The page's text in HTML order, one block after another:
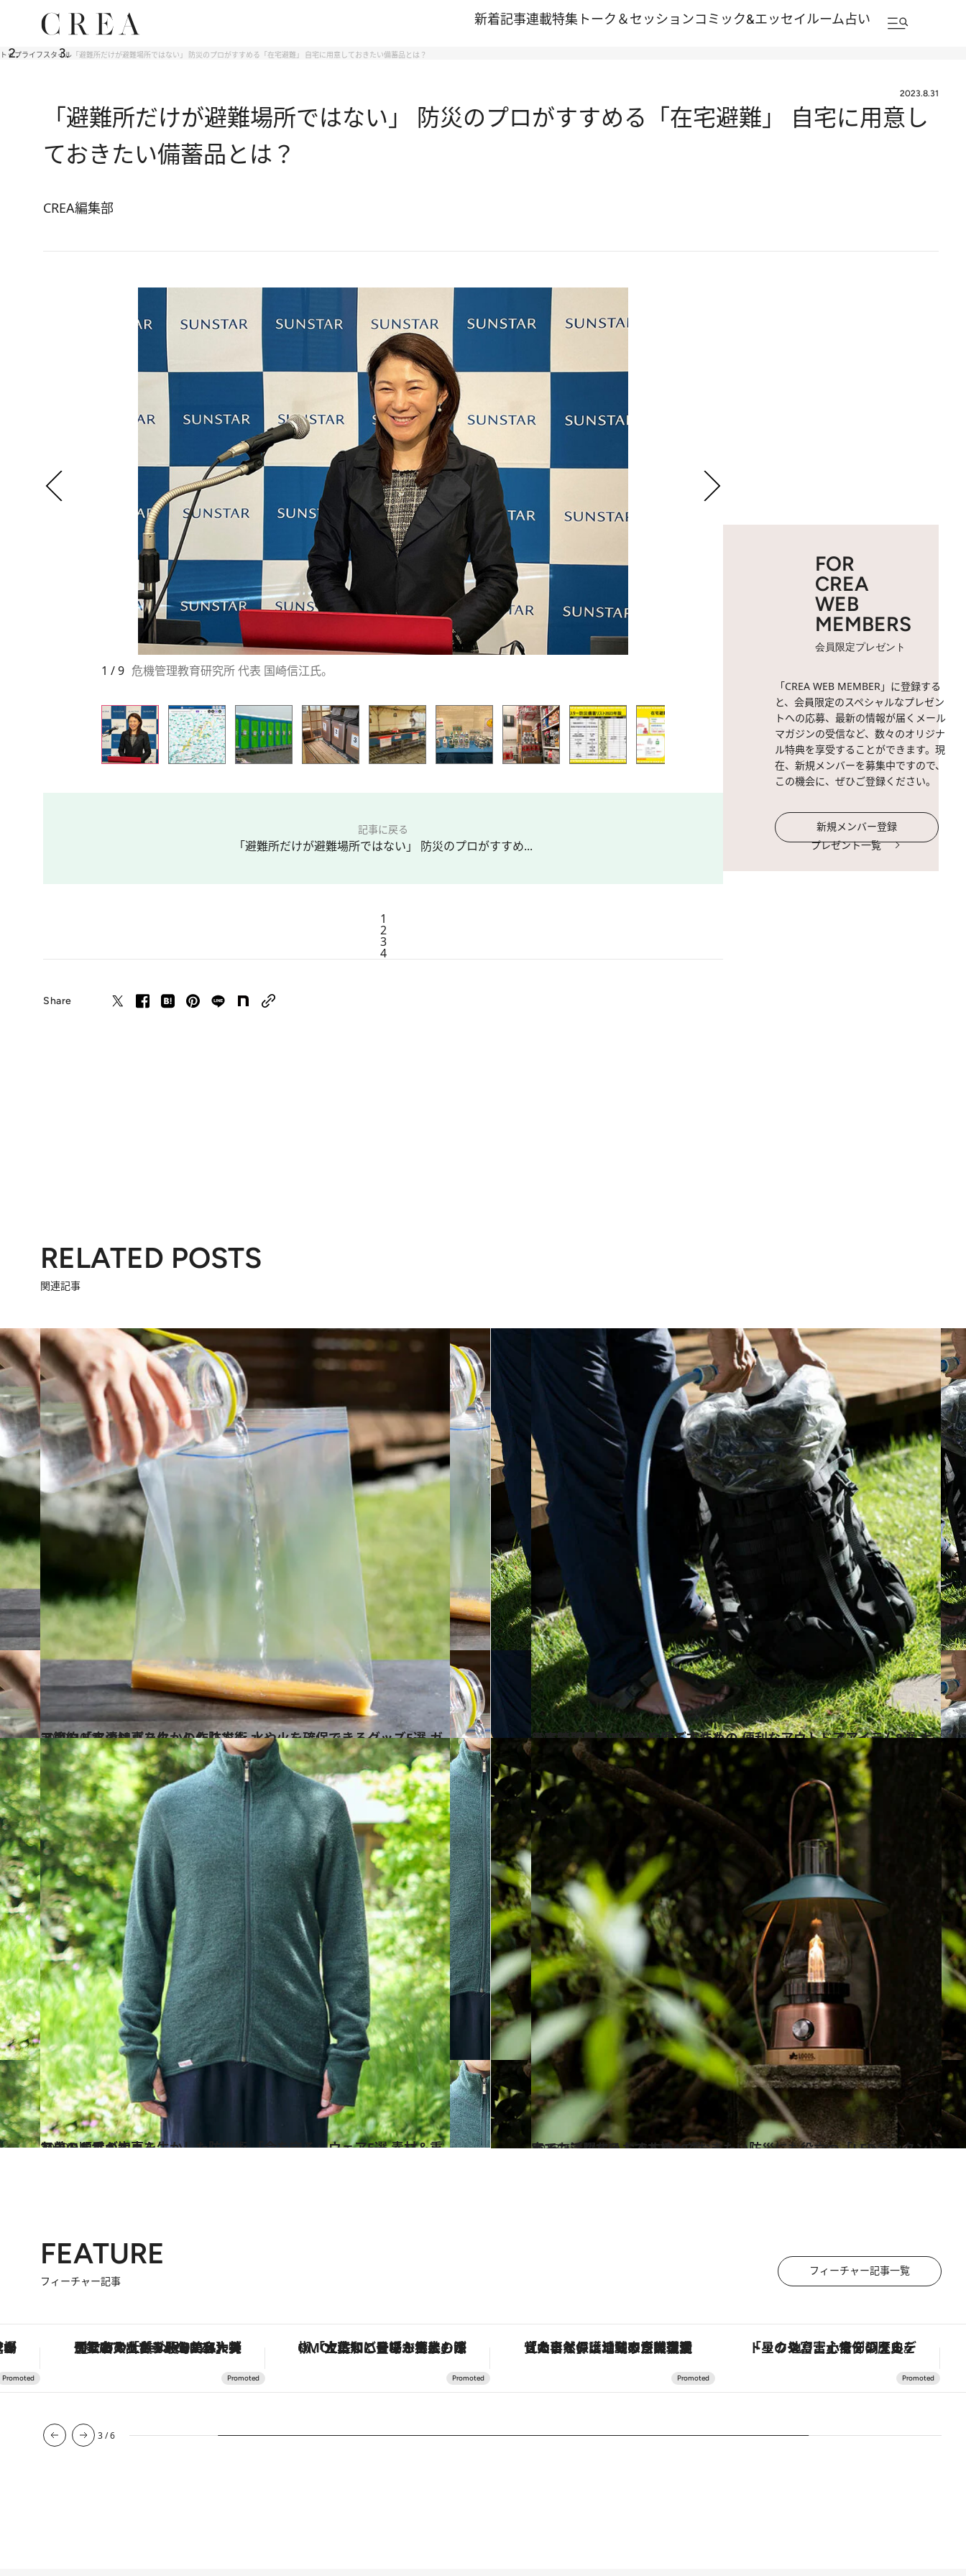
新着記事連載特集 トーク＆セッションコミック&エッセイルーム占い
トップライフスタイル 「避難所だけが避難場所ではない」 防災のプロがすすめる「在宅避難」 自宅に用意しておきたい備蓄品とは？
2023.8.31
「避難所だけが避難場所ではない」 防災のプロがすすめる「在宅避難」 自宅に用意し
ておきたい備蓄品とは？
CREA編集部
1 / 9 危機管理教育研究所 代表 国崎信江氏。
の危険度は「土砂キキクル
記事に戻る
「避難所だけが避難場所ではない」 防災のプロがすすめ...
1
2
3
4
Share
FOR
CREA
WEB
MEMBERS
会員限定プレゼント
「CREA WEB MEMBER」に登録する
と、会員限定のスペシャルなプレゼン
トへの応募、最新の情報が届くメール
マガジンの受信など、数々のオリジナ
ル特典を享受することができます。現
在、新規メンバーを募集中ですので、
この機会に、ぜひご登録ください。
新規メンバー登録
プレゼント一覧
RELATED POSTS
関連記事
2022.10.2
アウトドアの知恵を生かした防災術 水や火を確保できるグッズ5選 ガス節約「水漬けパスタ」の作り方も
ライフスタイル 2022.10.4
災害時に屋外で快適に過ごすための 便利なアウトドアアイテム8選 ボトルで即席ランタンを作る方法も
ライフスタイル
2022.10.1
アウトドアの知恵を生かした防災術 「命を守る」ウェア5選 素材＆重ね着の順番が大事！
ライフスタイル 2023.5.14
キャンプしない人でも持っておきたい防災にも役立つ「LEDランタン」家でも活躍するおすすめ10選
ライフスタイル
FEATURE
フィーチャー記事
フィーチャー記事一覧
ギフトまで。大人のための「ReFa GINZA」クルーズ 「土佐和ハーブかき氷」がOMO7高知に登場！生姜、山椒、大葉など目にも舌にも涼を呼ぶ郷土の味 「大事なのは地域の意識を変えること」。ロレックス賞受賞の自然保護活動家が実現させたナイジェリアの自然環境の復活 「星のや富士」でデジタルデトックス。冨士信仰の歴史を辿り、心身を調える。 【夏限定ディナーコース】旬を迎える稚鮎や花ズッキーニなどをイタリア・トスカーナの郷土料理の手法で満喫！
4/6